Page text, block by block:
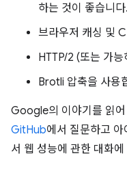
하는 것이 좋습니다.
브라우저 캐싱 및
HTTP/2 (또는 가
Brotli 압축을 사용
Google의 이야기를 읽
GitHub에서 질문하고
서 웹 성능에 관한 대화